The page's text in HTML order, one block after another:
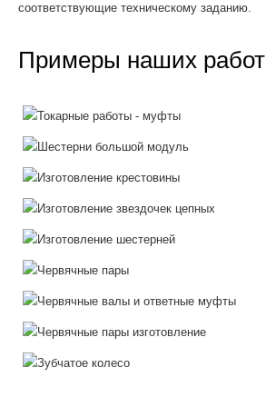
соответствующие техническому заданию.
Примеры наших работ